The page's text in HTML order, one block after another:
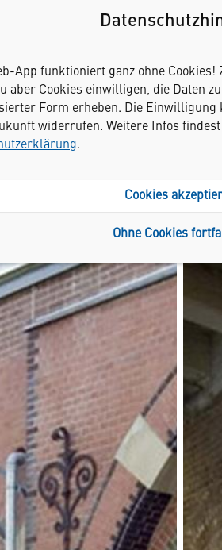
App funktioniert ganz ohne
aber Cookies einwilligen, die Daten
Form erheben. Die
widerrufen. Weitere Infos
.
Cookies
Ohne Cookies
Karte Über ClickRhein
Kölner Norden